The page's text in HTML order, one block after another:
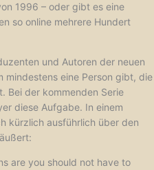
1996 – oder gibt es eine
so online mehrere Hundert
und Autoren der neuen
mindestens eine Person gibt, die
Bei der kommenden Serie
diese Aufgabe. In einem
kürzlich ausführlich über den
are you should not have to